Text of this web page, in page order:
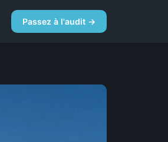
Passez à l'audit →